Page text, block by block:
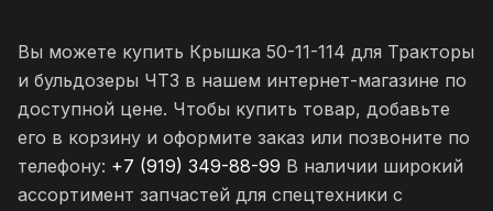
Вы можете купить Крышка 50-11-114 для Тракторы
и бульдозеры ЧТЗ в нашем интернет-магазине по
доступной цене. Чтобы купить товар, добавьте
его в корзину и оформите заказ или позвоните по
телефону: +7 (919) 349-88-99 В наличии широкий
ассортимент запчастей для спецтехники с